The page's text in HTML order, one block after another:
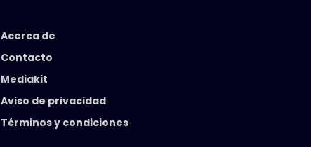
Acerca de
Contacto
Mediakit
Aviso de privacidad
Términos y condiciones